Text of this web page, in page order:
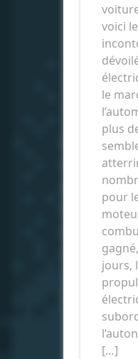
voici
le
plus
pour
jours,
[…]